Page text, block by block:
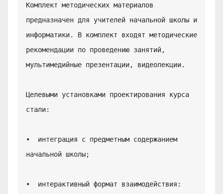
Комплект методических материалов
предназначен для учителей начальной школы и
информатики. В комплект входят методические
рекомендации по проведению занятий,
мультимедийные презентации, видеолекции.
Целевыми установками проектирования курса
стали:
•  интеграция с предметным содержанием
начальной школы;
•  интерактивный формат взаимодействия: